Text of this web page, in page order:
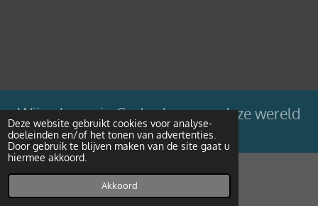
Deze website gebruikt cookies voor analyse-
doeleinden en/of het tonen van advertenties.
Door gebruik te blijven maken van de site gaat u
hiermee akkoord.
Akkoord
Wij geloven in Gods plan voor deze wereld
Powered byJouwWeb